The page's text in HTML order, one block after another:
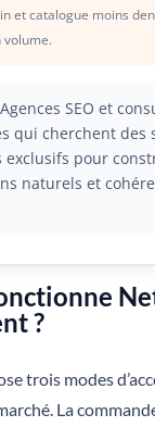
et catalogue moins
volume.
Agences SEO et
qui cherchent des
exclusifs pour
naturels et
?
trois modes
La